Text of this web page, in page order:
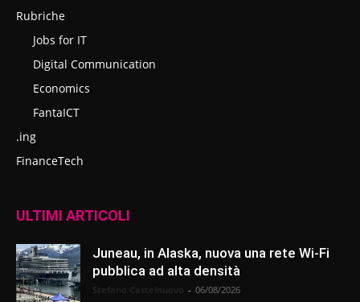
Rubriche
Jobs for IT
Digital Communication
Economics
FantaICT
.ing
FinanceTech
ULTIMI ARTICOLI
Juneau, in Alaska, nuova una rete Wi-Fi
pubblica ad alta densità
- 06/08/2026